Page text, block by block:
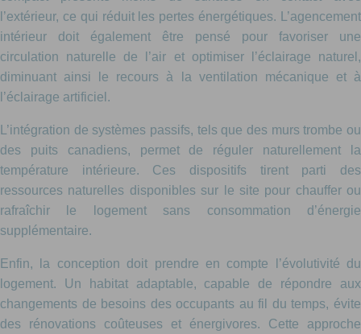
l’extérieur, ce qui réduit les pertes énergétiques. L’agencement
intérieur doit également être pensé pour favoriser une
circulation naturelle de l’air et optimiser l’éclairage naturel,
diminuant ainsi le recours à la ventilation mécanique et à
l’éclairage artificiel.
L’intégration de systèmes passifs, tels que des murs trombe ou
des puits canadiens, permet de réguler naturellement la
température intérieure. Ces dispositifs tirent parti des
ressources naturelles disponibles sur le site pour chauffer ou
rafraîchir le logement sans consommation d’énergie
supplémentaire.
Enfin, la conception doit prendre en compte l’évolutivité du
logement. Un habitat adaptable, capable de répondre aux
changements de besoins des occupants au fil du temps, évite
des rénovations coûteuses et énergivores. Cette approche